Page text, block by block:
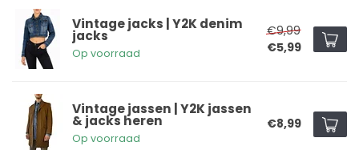
Vintage jacks | Y2K denim
jacks
Op voorraad
€9,99
€5,99
Vintage jassen | Y2K jassen
& jacks heren
Op voorraad
€8,99